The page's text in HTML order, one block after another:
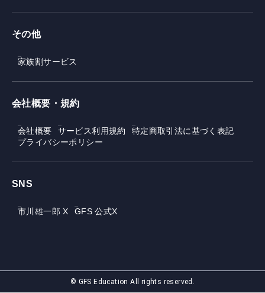
その他
家族割サービス
会社概要・規約
会社概要 サービス利用規約
特定商取引法に基づく表記
プライバシーポリシー
SNS
市川雄一郎 X GFS 公式X
© GFS Education All rights reserved.